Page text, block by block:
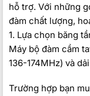
hỗ trợ. Với những
đàm chất lượng,
1. Lựa chọn băng
Máy bộ đàm cầm
136-174MHz) và
Trường hợp bạn